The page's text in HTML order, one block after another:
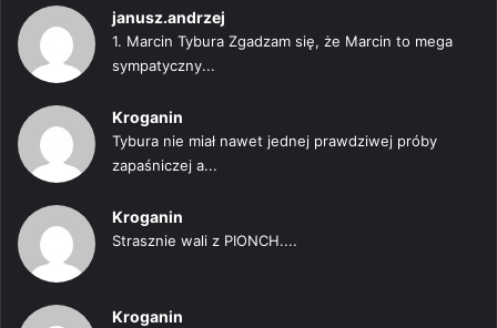
janusz.andrzej
1. Marcin Tybura Zgadzam się, że Marcin to mega
sympatyczny...
Kroganin
Tybura nie miał nawet jednej prawdziwej próby
zapaśniczej a...
Kroganin
Strasznie wali z PIONCH....
Kroganin